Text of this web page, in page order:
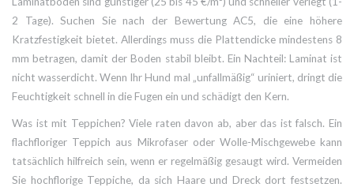
2 Tage). Suchen Sie nach der Bewertung AC5, die eine höhere
Kratzfestigkeit bietet. Allerdings muss die Plattendicke mindestens 8
mm betragen, damit der Boden stabil bleibt. Ein Nachteil: Laminat ist
nicht wasserdicht. Wenn Ihr Hund mal „unfallmäßig“ uriniert, dringt die
Feuchtigkeit schnell in die Fugen ein und schädigt den Kern.
Was ist mit Teppichen? Viele raten davon ab, aber das ist falsch. Ein
flachfloriger Teppich aus Mikrofaser oder Wolle-Mischgewebe kann
tatsächlich hilfreich sein, wenn er regelmäßig gesaugt wird. Vermeiden
Sie hochflorige Teppiche, da sich Haare und Dreck dort festsetzen.